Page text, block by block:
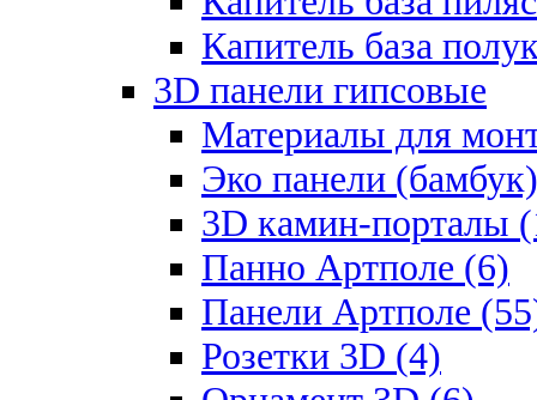
Капитель база
3D панели гипсовые
Материалы для
Эко панели
3D камин-порталы
Панно Артполе (6)
Панели Артполе
Розетки 3D (4)